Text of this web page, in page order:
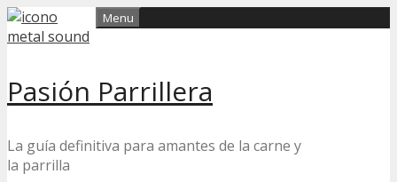
Skip
to
Pasión Parrillera
La guía definitiva para amantes de la carne y
la parrilla
Menu